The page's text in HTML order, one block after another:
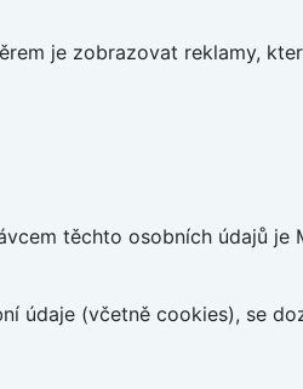
je zobrazovat reklamy,
těchto osobních údajů je
údaje (včetně cookies), se